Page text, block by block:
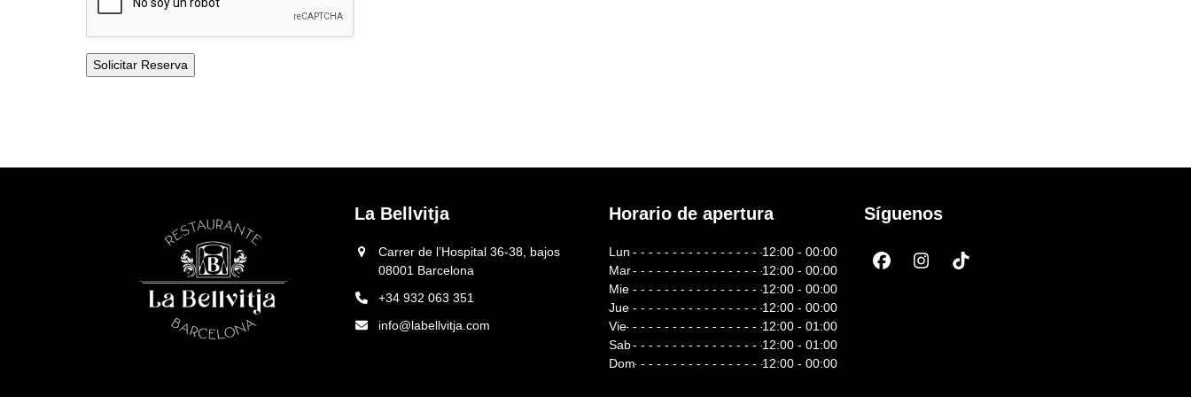
Solicitar Reserva
La Bellvitja
Carrer de l’Hospital 36-38, bajos
08001 Barcelona
+34 932 063 351
info@labellvitja.com
Horario de apertura
Lun
12:00 - 00:00
Mar
12:00 - 00:00
Mie
12:00 - 00:00
Jue
12:00 - 00:00
Vie
12:00 - 01:00
Sab
12:00 - 01:00
Dom
12:00 - 00:00
Síguenos
Facebook
Instagram
Tiktok